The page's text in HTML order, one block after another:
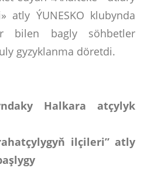
atly ÝUNESKO klubynda
bilen bagly söhbetler
gyzyklanma döretdi.
Halkara atçylyk
ilçileri” atly